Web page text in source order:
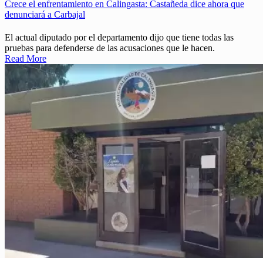
Crece el enfrentamiento en Calingasta: Castañeda dice ahora que
denunciará a Carbajal
El actual diputado por el departamento dijo que tiene todas las
pruebas para defenderse de las acusaciones que le hacen.
Read More